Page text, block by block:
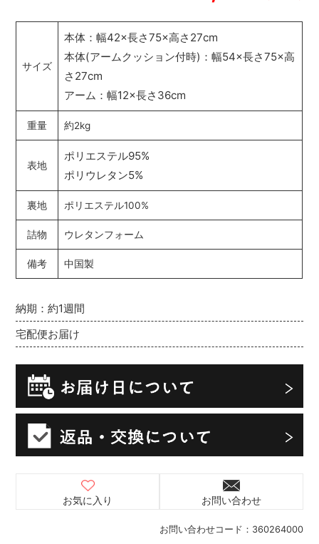
お問い合わせコード： 360264000
納期：約1週間
宅配便お届け
お気に入り お問い合わせ
サイズ
本体：幅42×長さ75×高さ27cm
本体(アームクッション付時)：幅54×長さ75×高
さ27cm
アーム：幅12×長さ36cm
重量 約2kg
表地
ポリエステル95%
ポリウレタン5%
裏地 ポリエステル100%
詰物 ウレタンフォーム
備考 中国製